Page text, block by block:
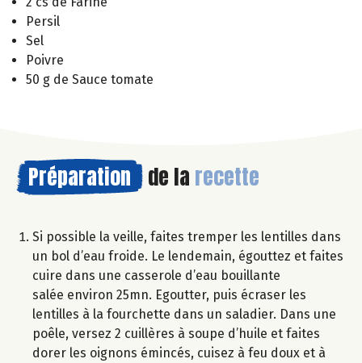
Persil
Sel
Poivre
50 g de Sauce tomate
Préparation de la recette
Si possible la veille, faites tremper les lentilles dans
un bol d’eau froide. Le lendemain, égouttez et faites
cuire dans une casserole d’eau bouillante
salée environ 25mn. Egoutter, puis écraser les
lentilles à la fourchette dans un saladier. Dans une
poêle, versez 2 cuillères à soupe d’huile et faites
dorer les oignons émincés, cuisez à feu doux et à